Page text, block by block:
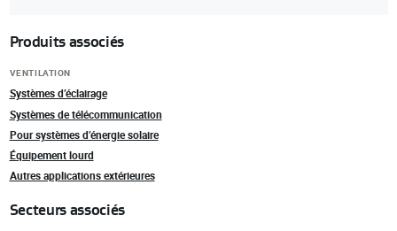
Produits associés
VENTILATION
Systèmes d’éclairage
Systèmes de télécommunication
Pour systèmes d’énergie solaire
Équipement lourd
Autres applications extérieures
Secteurs associés